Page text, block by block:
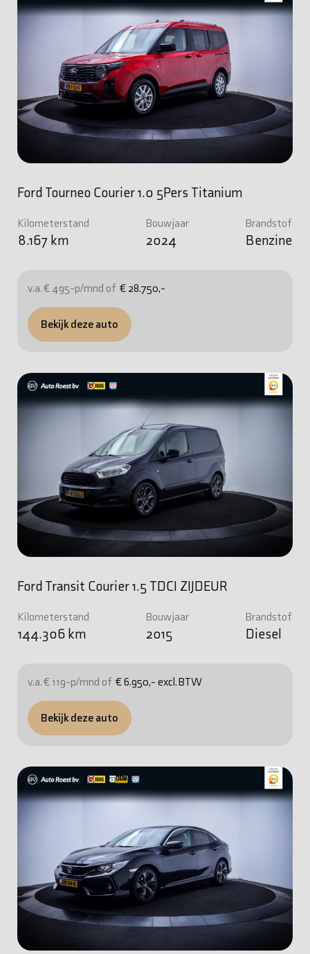
Ford Tourneo Courier 1.0 5Pers Titanium
Kilometerstand
8.167 km
Bouwjaar
2024
Brandstof
Benzine
v.a. € 495-p/mnd of € 28.750,-
Bekijk deze auto
Ford Transit Courier 1.5 TDCI ZIJDEUR
Kilometerstand
144.306 km
Bouwjaar
2015
Brandstof
Diesel
v.a. € 119-p/mnd of € 6.950,- excl. BTW
Bekijk deze auto